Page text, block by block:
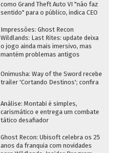
como Grand Theft Auto VI "não faz
sentido" para o público, indica CEO
Impressões: Ghost Recon
Wildlands: Last Rites: update deixa
o jogo ainda mais imersivo, mas
mantém problemas antigos
Onimusha: Way of the Sword recebe
trailer 'Cortando Destinos'; confira
Análise: Montabi é simples,
carismático e entrega um combate
tático desafiador
Ghost Recon: Ubisoft celebra os 25
anos da franquia com novidades